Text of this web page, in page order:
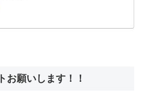
お願いします！！